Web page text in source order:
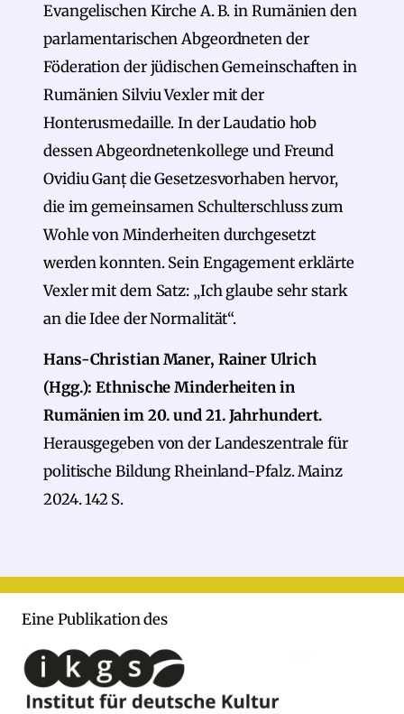
Evangelischen Kirche A. B. in Rumänien den
parlamentarischen Abgeordneten der
Föderation der jüdischen Gemeinschaften in
Rumänien Silviu Vexler mit der
Honterusmedaille. In der Laudatio hob
dessen Abgeordnetenkollege und Freund
Ovidiu Ganț die Gesetzesvorhaben hervor,
die im gemeinsamen Schulterschluss zum
Wohle von Minderheiten durchgesetzt
werden konnten. Sein Engagement erklärte
Vexler mit dem Satz: „Ich glaube sehr stark
an die Idee der Normalität“.
Hans-Christian Maner, Rainer Ulrich
(Hgg.): Ethnische Minderheiten in
Rumänien im 20. und 21. Jahrhundert.
Herausgegeben von der Landeszentrale für
politische Bildung Rheinland-Pfalz. Mainz
2024. 142 S.
Eine Publikation des